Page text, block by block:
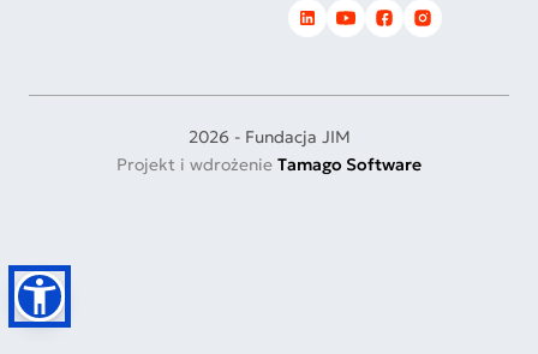
2026 - Fundacja JIM
Projekt i wdrożenie Tamago Software